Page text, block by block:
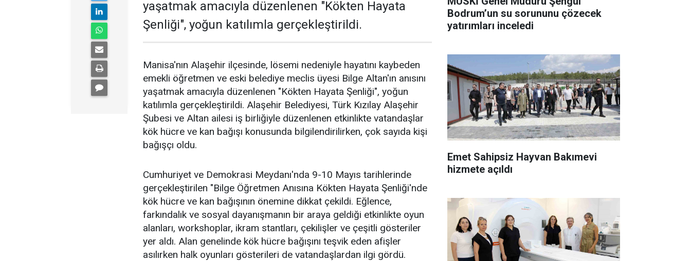
yaşatmak amacıyla düzenlenen "Kökten Hayata
Şenliği", yoğun katılımla gerçekleştirildi.
Manisa'nın Alaşehir ilçesinde, lösemi nedeniyle hayatını kaybeden
emekli öğretmen ve eski belediye meclis üyesi Bilge Altan'ın anısını
yaşatmak amacıyla düzenlenen "Kökten Hayata Şenliği", yoğun
katılımla gerçekleştirildi. Alaşehir Belediyesi, Türk Kızılay Alaşehir
Şubesi ve Altan ailesi iş birliğiyle düzenlenen etkinlikte vatandaşlar
kök hücre ve kan bağışı konusunda bilgilendirilirken, çok sayıda kişi
bağışçı oldu.
Cumhuriyet ve Demokrasi Meydanı'nda 9-10 Mayıs tarihlerinde
gerçekleştirilen "Bilge Öğretmen Anısına Kökten Hayata Şenliği'nde
kök hücre ve kan bağışının önemine dikkat çekildi. Eğlence,
farkındalık ve sosyal dayanışmanın bir araya geldiği etkinlikte oyun
alanları, workshoplar, ikram stantları, çekilişler ve çeşitli gösteriler
yer aldı. Alan genelinde kök hücre bağışını teşvik eden afişler
asılırken halk oyunları gösterileri de vatandaşlardan ilgi gördü.
Bodrum’un su sorununu çözecek
yatırımları inceledi
Emet Sahipsiz Hayvan Bakımevi
hizmete açıldı